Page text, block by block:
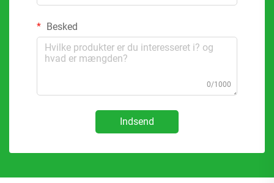
Besked
0/1000
Indsend